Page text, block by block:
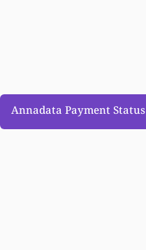
Annadata Payment Status